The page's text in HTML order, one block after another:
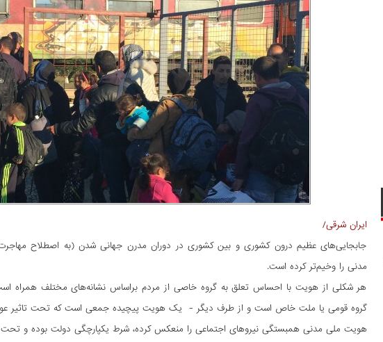
ایران شرقی/
جابجایی‌های عظیم درون کشوری و بین کشوری در دوران مدرن جهانی شدن (به اصطلاح
مدنی را وخیم‌تر کرده است.
هر شکلی از هویت با احساس تعلق به گروه خاصی از مردم براساس نشانه‌های مختلف
گروه قومی یا ملت خاص است و از طرف دیگر - یک هویت پیچیده جمعی است که تحت تاثیر
هویت ملی مدنی همبستگی نیروهای اجتماعی را منعکس کرده، شرط یکپارچگی دولت بوده و تحت